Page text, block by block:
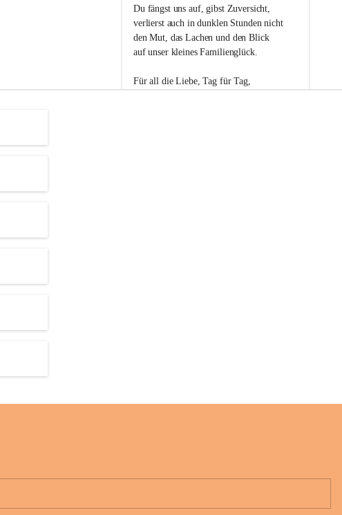
Du fängst uns auf, gibst Zuversicht,
verlierst auch in dunklen Stunden nicht
den Mut, das Lachen und den Blick
auf unser kleines Familienglück.
Für all die Liebe, Tag für Tag,